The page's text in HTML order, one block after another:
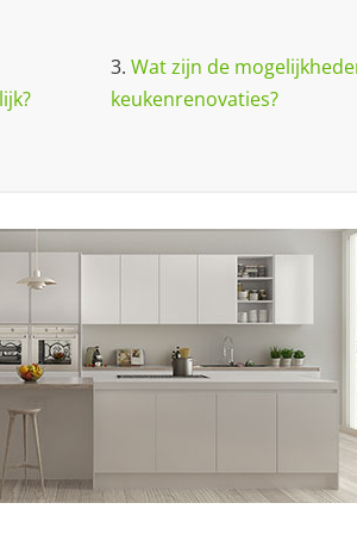
3.Wat zijn de
keukenrenovaties?